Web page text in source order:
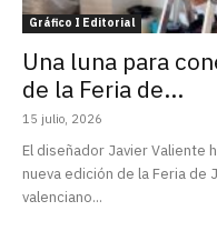
Gráfico I Editorial
Una luna para
de la Feria de...
15 julio, 2026
El diseñador Javier Valiente
nueva edición de la Feria de
valenciano...